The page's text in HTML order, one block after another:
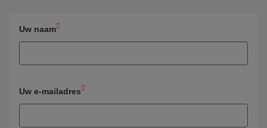
Uw naam
Uw e-mailadres